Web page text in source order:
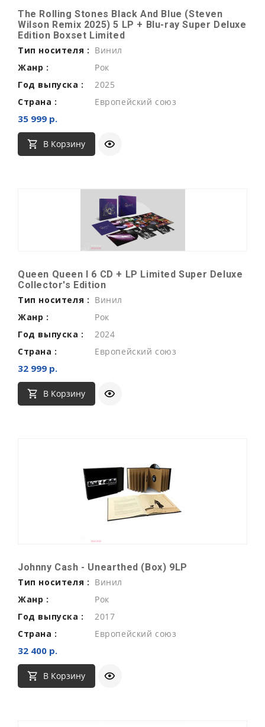
The Rolling Stones Black And Blue (Steven
Wilson Remix 2025) 5 LP + Blu-ray Super Deluxe
Edition Boxset Limited
Тип носителя : Винил
Жанр :
Рок
Год выпуска :
2025
Страна :
Европейский союз
35 999 р.
В Корзину
Queen Queen I 6 CD + LP Limited Super Deluxe
Collector's Edition
Тип носителя : Винил
Жанр :
Рок
Год выпуска :
2024
Страна :
Европейский союз
32 999 р.
В Корзину
Johnny Cash - Unearthed (Box) 9LP
Тип носителя : Винил
Жанр :
Рок
Год выпуска :
2017
Страна :
Европейский союз
32 400 р.
В Корзину